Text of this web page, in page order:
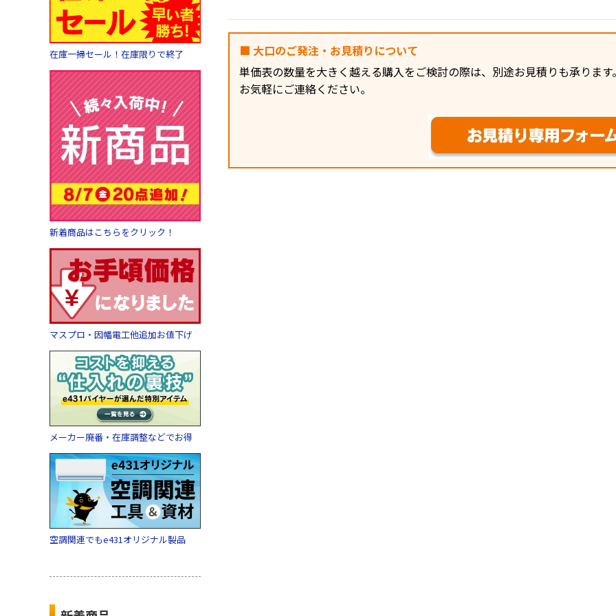
在庫一掃セール！在庫限りで終了
新着商品はこちらをクリック！
マスプロ・因幡電工他追加お値下げ
メーカー廃番・在庫調整などでお得
空調関連でもe431オリジナル製品
■ 大口のご発注・お見積りについて
単価表の数量を大きく越える購入をご検討の際は、別途お見積りも承ります
お気軽にご連絡ください。